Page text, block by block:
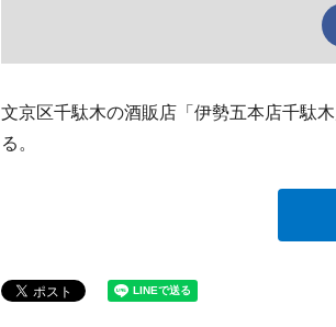
文京区千駄木の酒販店「伊勢五本店千駄
る。